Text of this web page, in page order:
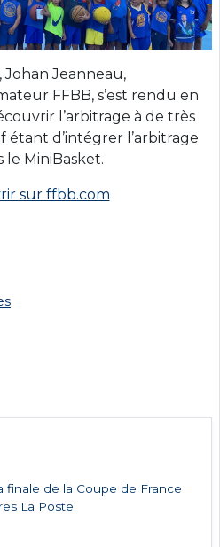
Jeanneau,
FFBB, s’est rendu en
l’arbitrage à de très
étant d’intégrer l’arbitrage
le MiniBasket.
sur ffbb.com
finale de la Coupe de France
La Poste